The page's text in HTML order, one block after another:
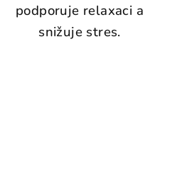
podporuje relaxaci a
snižuje stres.